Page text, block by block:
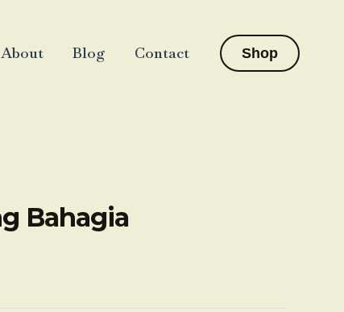
About Blog Contact Shop
Bahagia